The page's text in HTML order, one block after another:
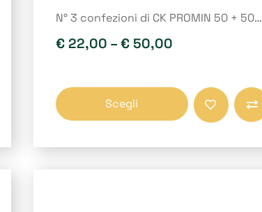
N° 3 confezioni di CK PROMIN 50 + 50…
€22,00 – €50,00
Scegli
Questo
prodotto
più